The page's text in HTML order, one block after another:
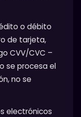
o débito
de tarjeta,
CVV/CVC –
se procesa el
no se
electrónicos